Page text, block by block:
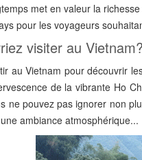
met en valeur la
pour les voyageurs
visiter au Vietnam?
au Vietnam pour découvrir
de la vibrante Ho
ne pouvez pas ignorer non
ambiance atmosphérique...